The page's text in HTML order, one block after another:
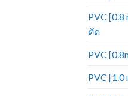
PVC
ตัด
PVC
PVC